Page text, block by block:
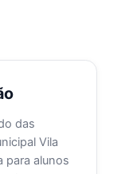
das
Vila
para alunos